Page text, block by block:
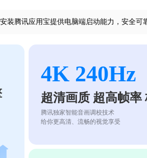
装腾讯应用宝提供电脑端启动能力，安全可
4K 240Hz
超清画质 超高帧率
腾讯独家智能音画调校技术
给你更高清、流畅的视觉享受